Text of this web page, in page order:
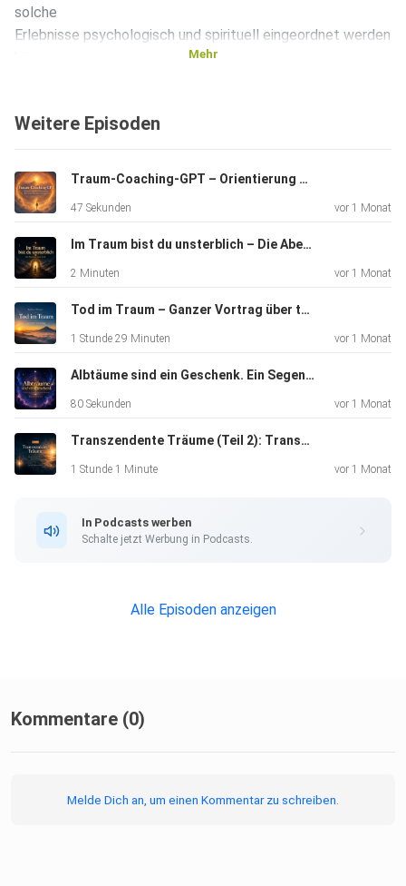
solche
Erlebnisse psychologisch und spirituell eingeordnet werden
Im Gespräch geht es um die Wandlung von Angst durch
Zulassen, um innere Neuordnung und Heilung sowie um die
Wirkung
transzendenter Träume auf das Wachleben. Außerdem
sprechen wir
darüber, warum solche Erfahrungen oft zu mehr Empathie,
Alltag
führen können.
Mehr zu diesem Thema im Bereich "Inneres
Träumen.
Mehr
Weitere Episoden
Traum-Coaching-GPT – Orientierung bei Albträumen & transzendenten Träumen
47 Sekunden vor 1 Monat
Im Traum bist du unsterblich – Die Abenteuerreise in dir | Transzendentes Träumen
2 Minuten vor 1 Monat
Tod im Traum – Ganzer Vortrag über transzendente Träume, Heilung und Transformation | Bartosz Werner
1 Stunde 29 Minuten vor 1 Monat
Albtäume sind ein Geschenk. Ein Segen. Nutze diese Chance.
80 Sekunden vor 1 Monat
Transzendente Träume (Teil 2): Transformation durch den Traum-Tod
1 Stunde 1 Minute vor 1 Monat
In Podcasts werben
Schalte jetzt Werbung in Podcasts.
Alle Episoden anzeigen
Kommentare (0)
Melde Dich an, um einen Kommentar zu schreiben.